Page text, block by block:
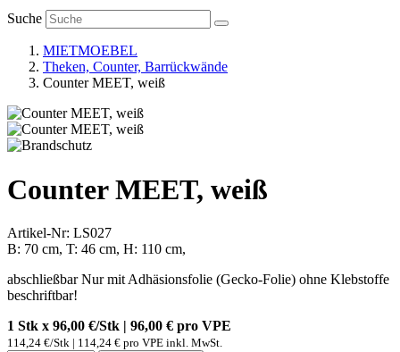
Suche
MIETMOEBEL
Theken, Counter, Barrückwände
Counter MEET, weiß
Counter MEET, weiß
Artikel-Nr: LS027
B: 70 cm, T: 46 cm, H: 110 cm,
abschließbar Nur mit Adhäsionsfolie (Gecko-Folie) ohne Klebstoffe
beschriftbar!
1 Stk x 96,00 €/Stk | 96,00 € pro VPE
114,24 €/Stk | 114,24 € pro VPE inkl. MwSt.